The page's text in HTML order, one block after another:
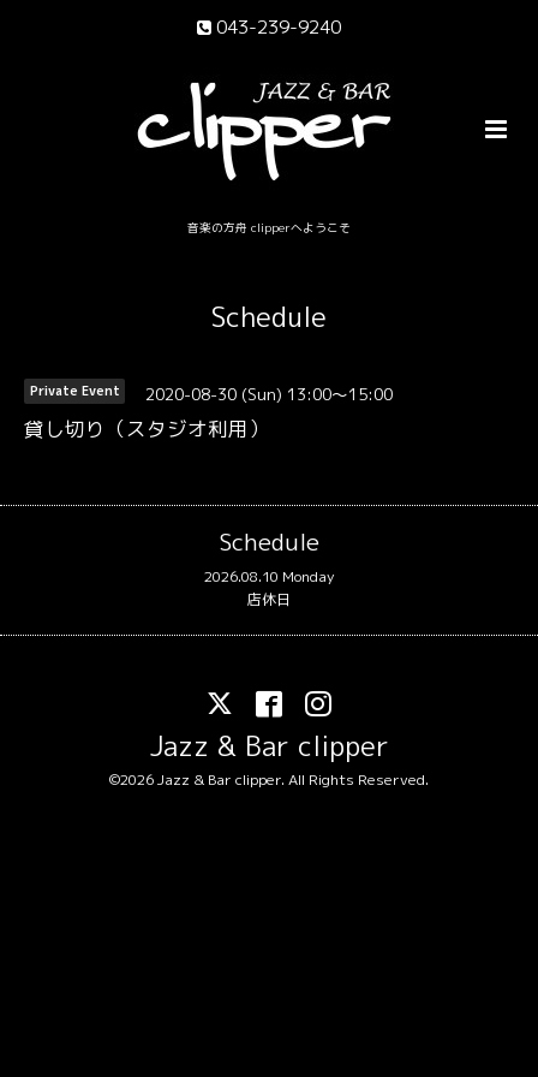
043-239-9240
音楽の方舟 clipperへようこそ
Schedule
Private Event 2020-08-30 (Sun) 13:00～15:00
貸し切り（スタジオ利用）
Schedule
2026.08.10 Monday
店休日
Jazz & Bar clipper
©2026Jazz & Bar clipper. All Rights Reserved.